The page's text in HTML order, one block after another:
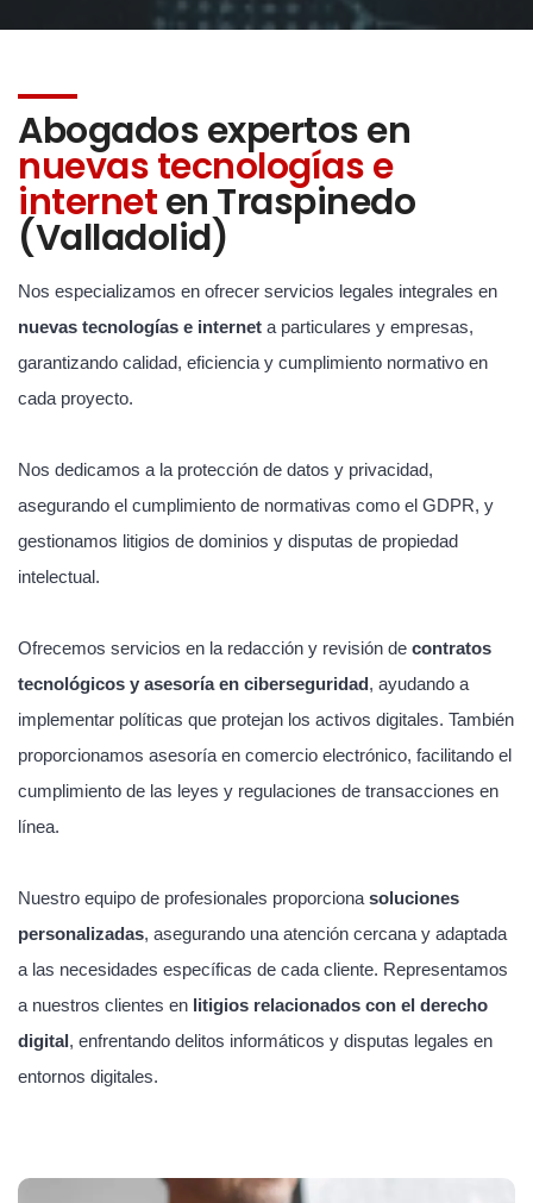
Abogados expertos en
nuevas tecnologías e
interneten Traspinedo
(Valladolid)
Nos especializamos en ofrecer servicios legales integrales en
nuevas tecnologías e internet a particulares y empresas,
garantizando calidad, eficiencia y cumplimiento normativo en
cada proyecto.
Nos dedicamos a la protección de datos y privacidad,
asegurando el cumplimiento de normativas como el GDPR, y
gestionamos litigios de dominios y disputas de propiedad
intelectual.
Ofrecemos servicios en la redacción y revisión de contratos
tecnológicos y asesoría en ciberseguridad, ayudando a
implementar políticas que protejan los activos digitales. También
proporcionamos asesoría en comercio electrónico, facilitando el
cumplimiento de las leyes y regulaciones de transacciones en
línea.
Nuestro equipo de profesionales proporciona soluciones
personalizadas, asegurando una atención cercana y adaptada
a las necesidades específicas de cada cliente. Representamos
a nuestros clientes en litigios relacionados con el derecho
digital, enfrentando delitos informáticos y disputas legales en
entornos digitales.